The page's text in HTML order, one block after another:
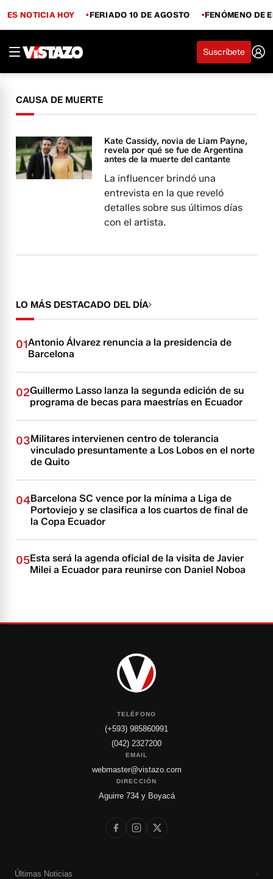
ES NOTICIA HOY FERIADO 10 DE AGOSTO FENÓMENO DE
Suscríbete
CAUSA DE MUERTE
Kate Cassidy, novia de Liam Payne,
revela por qué se fue de Argentina
antes de la muerte del cantante
La influencer brindó una
entrevista en la que reveló
detalles sobre sus últimos días
con el artista.
LO MÁS DESTACADO DEL DÍA
01Antonio Álvarez renuncia a la presidencia de
Barcelona
02Guillermo Lasso lanza la segunda edición de su
programa de becas para maestrías en Ecuador
03Militares intervienen centro de tolerancia
vinculado presuntamente a Los Lobos en el norte
de Quito
04Barcelona SC vence por la mínima a Liga de
Portoviejo y se clasifica a los cuartos de final de
la Copa Ecuador
05Esta será la agenda oficial de la visita de Javier
Milei a Ecuador para reunirse con Daniel Noboa
TELÉFONO
(+593) 985860991
(042) 2327200
EMAIL
webmaster@vistazo.com
DIRECCIÓN
Aguirre 734 y Boyacá
Últimas Noticias ›